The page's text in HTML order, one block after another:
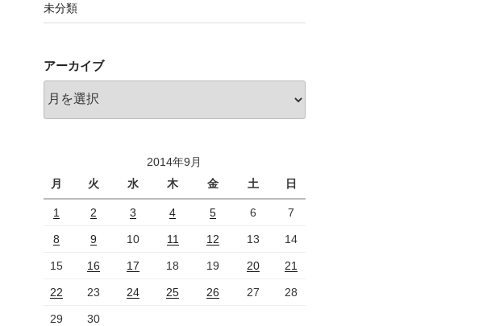
未分類
アーカイブ
ー
2014年9月
月
火 水 木 金 土 日
1 2 3 4 5 6 7
8 9 10 11 12 13 14
15 16 17 18 19 20 21
22 23 24 25 26 27 28
29 30